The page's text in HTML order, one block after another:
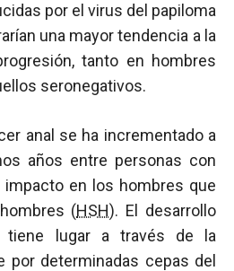
por el virus del papiloma
una mayor tendencia a la
tanto en hombres
seronegativos.
anal se ha incrementado a
años entre personas con
impacto en los hombres que
(HSH). El desarrollo
tiene lugar a través de la
por determinadas cepas del